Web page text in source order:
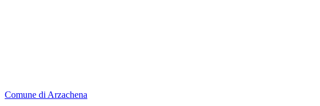
Comune di Arzachena